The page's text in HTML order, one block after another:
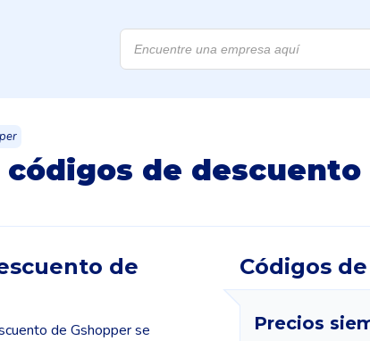
Búsqueda
de
productos
códigos de descuento
de
de Gshopper se
Códigos
Precios